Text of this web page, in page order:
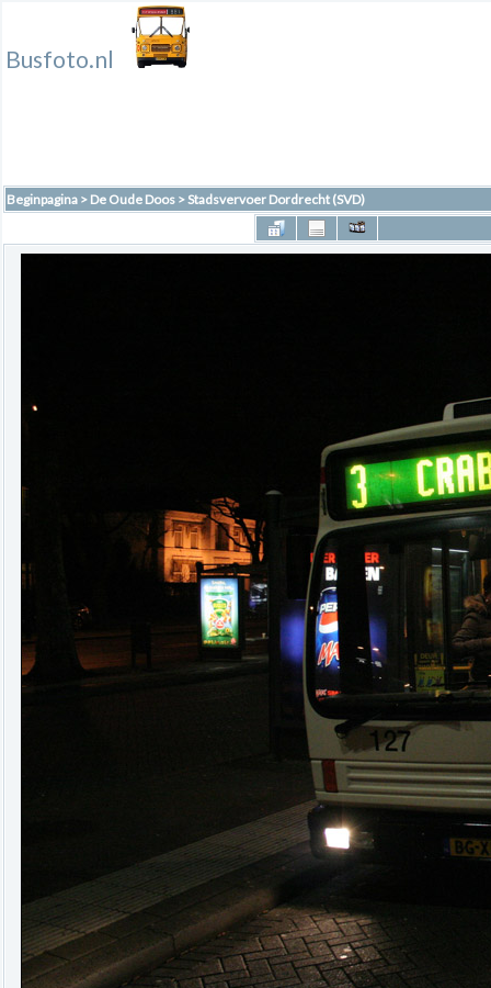
Busfoto.nl
Beginpagina > De Oude Doos >Stadsvervoer Dordrecht (SVD)